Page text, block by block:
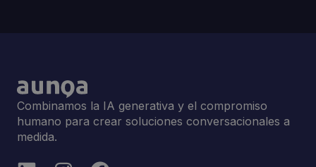
Combinamos la IA generativa y el compromiso
humano para crear soluciones conversacionales a
medida.